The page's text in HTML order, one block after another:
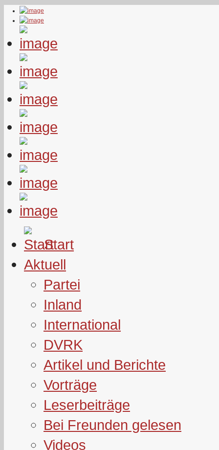
Start
Aktuell
Partei
Inland
International
DVRK
Artikel und Berichte
Vorträge
Leserbeiträge
Bei Freunden gelesen
Videos